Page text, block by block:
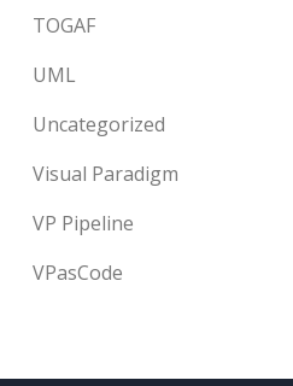
TOGAF
UML
Uncategorized
Visual Paradigm
VP Pipeline
VPasCode